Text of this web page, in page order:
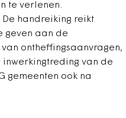
te verlenen.
handreiking reikt
geven aan de
ontheffingsaanvragen,
van de
gemeenten ook na